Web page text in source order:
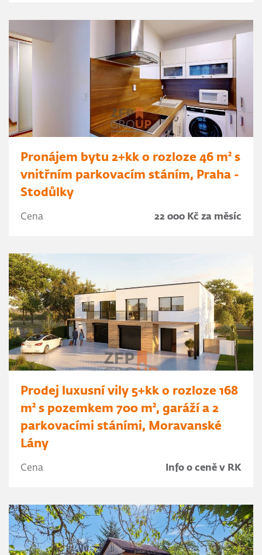
Pronájem bytu 2+kk o rozloze 46 m² s
vnitřním parkovacím stáním, Praha -
Stodůlky
Cena 22 000 Kč za měsíc
Prodej luxusní vily 5+kk o rozloze 168
m² s pozemkem 700 m², garáží a 2
parkovacími stáními, Moravanské
Lány
Cena Info o ceně v RK